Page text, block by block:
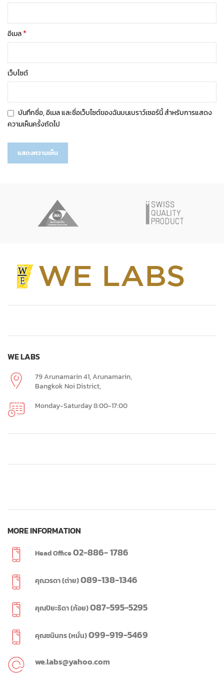
อีเมล*
เว็บไซต์
บันทึกชื่อ, อีเมล และชื่อเว็บไซต์ของฉันบนเบราว์เซอร์นี้ สำหรับการแสดง
ความเห็นครั้งถัดไป
WE LABS
79 Arunamarin 41, Arunamarin,
Bangkok Noi District,
Monday-Saturday 8:00-17:00
MORE INFORMATION
Head Office02-886- 1786
คุณวรดา (ต่าย)089-138-1346
คุณปิยะธิดา (ก้อย)087-595-5295
คุณชนินทร (หมั่น)099-919-5469
we.labs@yahoo.com